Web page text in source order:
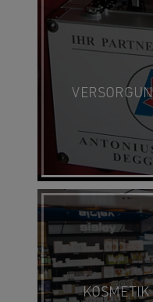
KOSMETIK